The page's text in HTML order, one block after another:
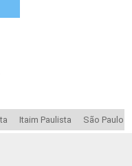
Itaim Paulista São Paulo